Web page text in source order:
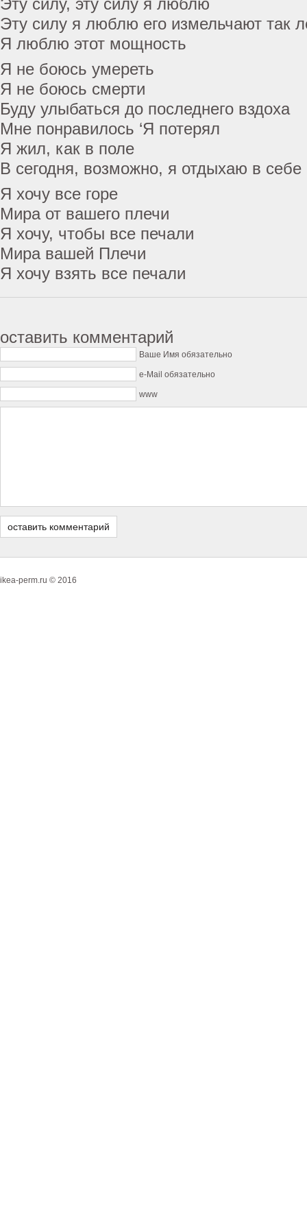
Эту силу, эту силу я люблю
Эту силу я люблю его измельчают так
Я люблю этот мощность
Я не боюсь умереть
Я не боюсь смерти
Буду улыбаться до последнего вздоха
Мне понравилось ‘Я потерял
Я жил, как в поле
В сегодня, возможно, я отдыхаю в себе
Я хочу все горе
Мира от вашего плечи
Я хочу, чтобы все печали
Мира вашей Плечи
Я хочу взять все печали
оставить комментарий
Ваше Имя обязательно
e-Mail обязательно
www
ikea-perm.ru © 2016